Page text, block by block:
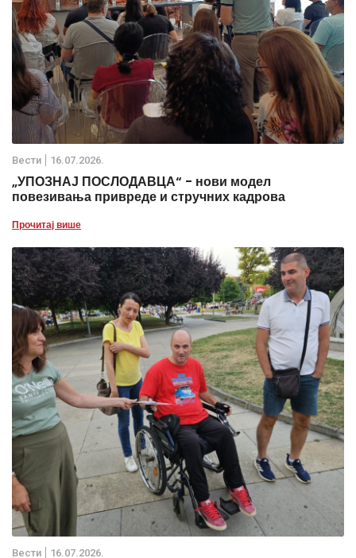
Вести 16.07.2026.
„УПОЗНАЈ ПОСЛОДАВЦА“ - нови модел
повезивања привреде и стручних кадрова
Прочитај више
Вести 16.07.2026.